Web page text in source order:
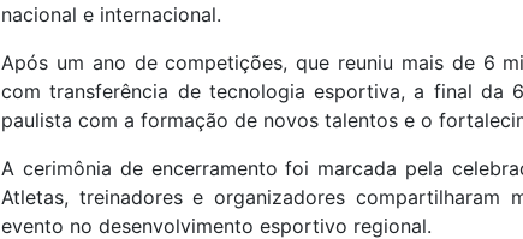
nacional e internacional.
Após um ano de competições, que reuniu mais de 6
com transferência de tecnologia esportiva, a final da
paulista com a formação de novos talentos e o
A cerimônia de encerramento foi marcada pela
Atletas, treinadores e organizadores
evento no desenvolvimento esportivo regional.